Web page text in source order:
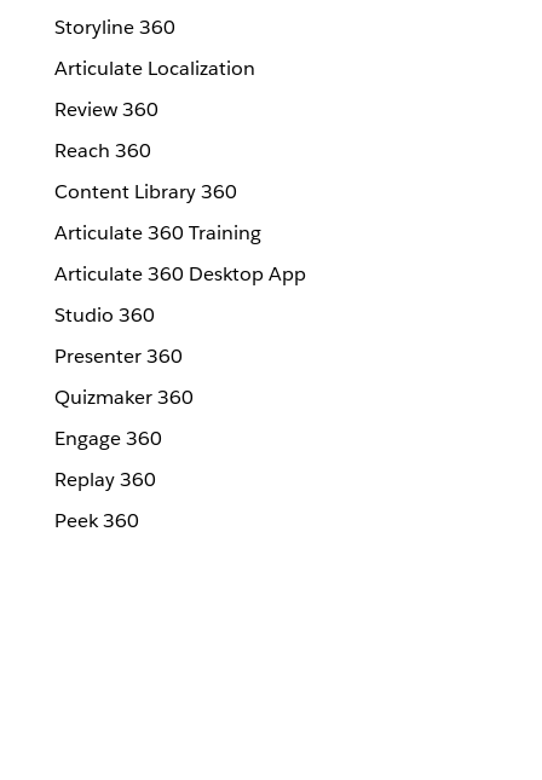
Storyline 360
Articulate Localization
Review 360
Reach 360
Content Library 360
Articulate 360 Training
Articulate 360 Desktop App
Studio 360
Presenter 360
Quizmaker 360
Engage 360
Replay 360
Peek 360